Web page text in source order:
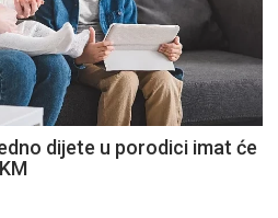
dijete u porodici imat će